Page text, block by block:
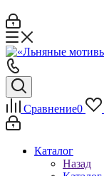
Сравнение0
Каталог
Назад